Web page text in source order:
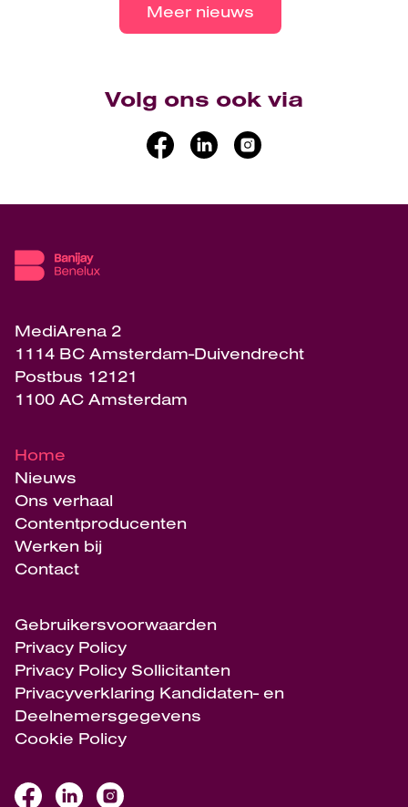
Meer nieuws
Volg ons ook via
MediArena 2
1114 BC Amsterdam-Duivendrecht
Postbus 12121
1100 AC Amsterdam
Home
Nieuws
Ons verhaal
Contentproducenten
Werken bij
Contact
Gebruikersvoorwaarden
Privacy Policy
Privacy Policy Sollicitanten
Privacyverklaring Kandidaten- en
Deelnemersgegevens
Cookie Policy